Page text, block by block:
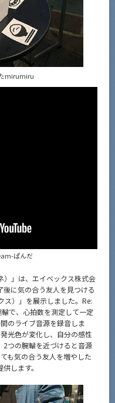
mirumiru
ぱんだ
）」は、エイベックス株式会
に気の合う友人を見つける
ス）」を展示しました。Re:
で、心拍数を測定して一定
のライブ音源を録音しま
光色が変化し、自分の感性
2つの腕輪を近づけると音源
も気の合う友人を増やした
します。